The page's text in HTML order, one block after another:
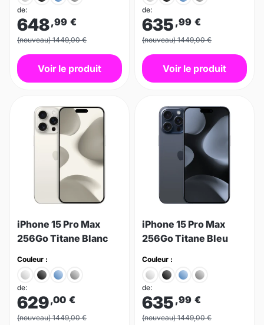
de:
648,99 €
(nouveau) 1449,00 €
Voir le produit
de:
635 ,99 €
(nouveau) 1449,00 €
Voir le produit
iPhone 15 Pro Max
256Go Titane Blanc
Couleur :
de:
629,00 €
(nouveau) 1449,00 €
iPhone 15 Pro Max
256Go Titane Bleu
Couleur :
de:
635 ,99 €
(nouveau) 1449,00 €